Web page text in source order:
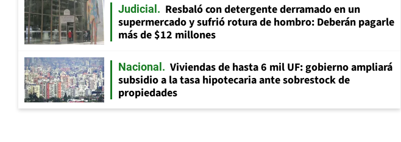
Judicial
Resbaló con detergente derramado en un
supermercado y sufrió rotura de hombro: Deberán pagarle
más de $12 millones
Nacional
Viviendas de hasta 6 mil UF: gobierno ampliará
subsidio a la tasa hipotecaria ante sobrestock de
propiedades